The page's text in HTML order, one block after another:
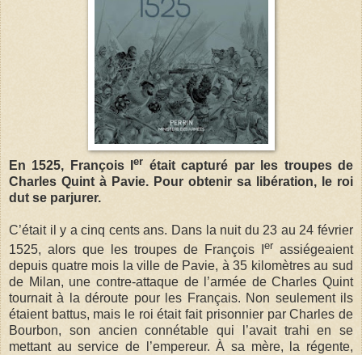
En 1525, François Ier était capturé par les troupes de
Charles Quint à Pavie. Pour obtenir sa libération, le roi
dut se parjurer.
C’était il y a cinq cents ans. Dans la nuit du 23 au 24 février
1525, alors que les troupes de François I er assiégeaient
depuis quatre mois la ville de Pavie, à 35 kilomètres au sud
de Milan, une contre-attaque de l’armée de Charles Quint
tournait à la déroute pour les Français. Non seulement ils
étaient battus, mais le roi était fait prisonnier par Charles de
Bourbon, son ancien connétable qui l’avait trahi en se
mettant au service de l’empereur. À sa mère, la régente,